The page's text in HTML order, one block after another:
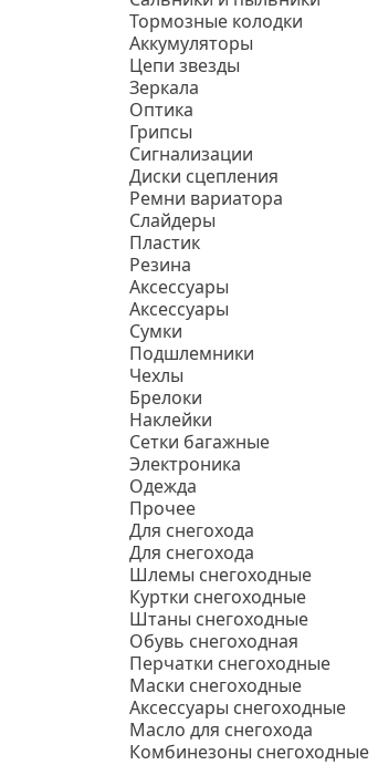
Тормозные колодки
Аккумуляторы
Цепи звезды
Зеркала
Оптика
Грипсы
Сигнализации
Диски сцепления
Ремни вариатора
Слайдеры
Пластик
Резина
Аксессуары
Аксессуары
Сумки
Подшлемники
Чехлы
Брелоки
Наклейки
Сетки багажные
Электроника
Одежда
Прочее
Для снегохода
Для снегохода
Шлемы снегоходные
Куртки снегоходные
Штаны снегоходные
Обувь снегоходная
Перчатки снегоходные
Маски снегоходные
Аксессуары снегоходные
Масло для снегохода
Комбинезоны снегоходные